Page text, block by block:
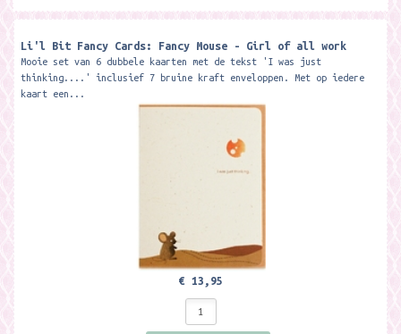
Li'l Bit Fancy Cards: Fancy Mouse - Girl of all work
Mooie set van 6 dubbele kaarten met de tekst 'I was just
thinking....' inclusief 7 bruine kraft enveloppen. Met op iedere
kaart een...
€ 13,95